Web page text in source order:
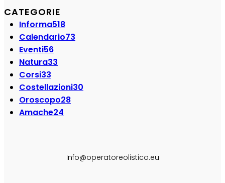
CATEGORIE
Informa518
Calendario73
Eventi56
Natura33
Corsi33
Costellazioni30
Oroscopo28
Amache24
Info@operatoreolistico.eu